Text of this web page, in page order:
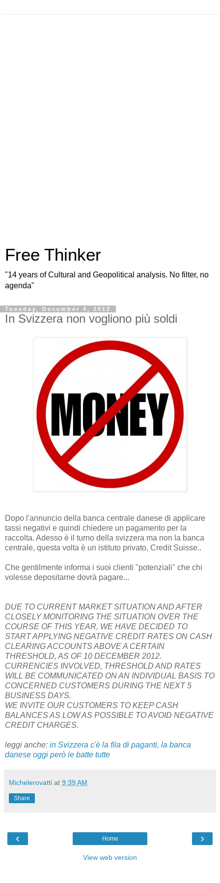
Free Thinker
"14 years of Cultural and Geopolitical analysis. No filter, no
agenda"
Tuesday, December 4, 2012
In Svizzera non vogliono più soldi
Dopo l'annuncio della banca centrale danese di applicare
tassi negativi e quindi chiedere un pagamento per la
raccolta. Adesso è il turno della svizzera ma non la banca
centrale, questa volta è un istituto privato, Credit Suisse..
Che gentilmente informa i suoi clienti "potenziali" che chi
volesse depositarne dovrà pagare...
DUE TO CURRENT MARKET SITUATION AND AFTER
CLOSELY MONITORING THE SITUATION OVER THE
COURSE OF THIS YEAR, WE HAVE DECIDED TO
START APPLYING NEGATIVE CREDIT RATES ON CASH
CLEARING ACCOUNTS ABOVE A CERTAIN
THRESHOLD, AS OF 10 DECEMBER 2012.
CURRENCIES INVOLVED, THRESHOLD AND RATES
WILL BE COMMUNICATED ON AN INDIVIDUAL BASIS TO
CONCERNED CUSTOMERS DURING THE NEXT 5
BUSINESS DAYS.
WE INVITE OUR CUSTOMERS TO KEEP CASH
BALANCES AS LOW AS POSSIBLE TO AVOID NEGATIVE
CREDIT CHARGES.
leggi anche: in Svizzera c'è la fila di paganti, la banca
danese oggi però le batte tutte
Michelerovatti at 9:39 AM
Share
‹ ›
Home
View web version